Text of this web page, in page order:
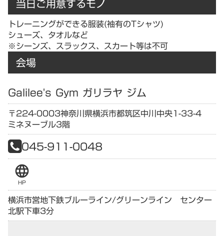
トレーニングができる服装(袖有のTシャツ)
シューズ、タオルなど
※シーンズ、スラックス、スカート等は不可
会場
Galilee's Gym ガリラヤ ジム
〒224-0003神奈川県横浜市都筑区中川中央1-33-4
ミネヌーブル3階
045-911-0048
language
HP
横浜市営地下鉄ブルーライン/グリーンライン センター
北駅下車3分